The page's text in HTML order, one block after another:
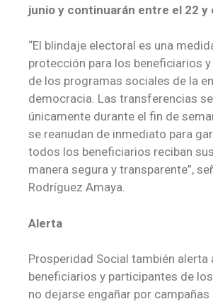
junio y continuarán entre el 22 y
“El blindaje electoral es una
protección para los beneficiarios
de los programas sociales de la
democracia. Las transferencias
únicamente durante el fin de
se reanudan de inmediato para
todos los beneficiarios reciban
manera segura y transparente”,
Rodríguez Amaya.
Alerta
Prosperidad Social también alerta
beneficiarios y participantes de
no dejarse engañar por